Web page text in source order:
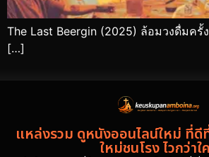
The Last Beergin (2025) ล้อมวงดื่มครั้
[…]
แหล่งรวม ดูหนังออนไลน์ใหม่ ที่
ใหม่ชนโรง ไวกว่าใ